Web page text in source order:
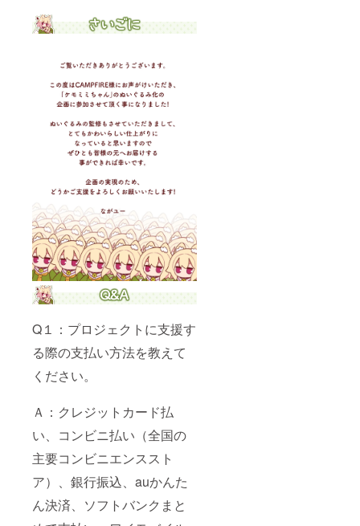
Q１：プロジェクトに支援す
る際の支払い方法を教えて
ください。
Ａ：クレジットカード払
い、コンビニ払い（全国の
主要コンビニエンススト
ア）、銀行振込、auかんた
ん決済、ソフトバンクまと